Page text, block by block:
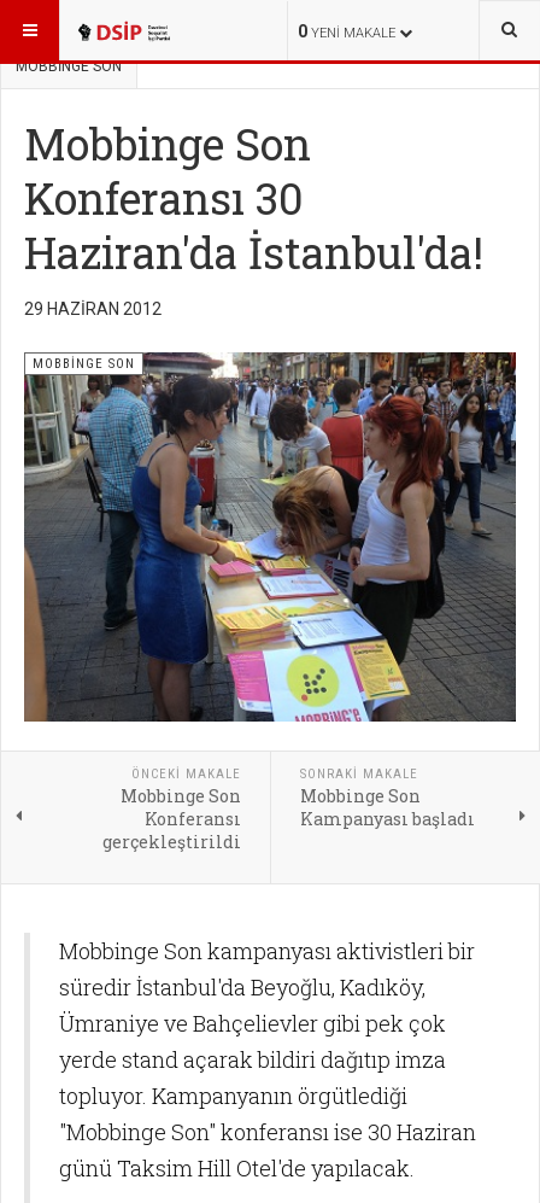
0 YENI MAKALE
BURADASINIZ: KAMPANYALAR GEÇMİŞ KAMPANYALAR
MOBBİNGE SON
Mobbinge Son
Konferansı 30
Haziran'da İstanbul'da!
29 HAZIRAN 2012
MOBBİNGE SON
ÖNCEKI MAKALE
Mobbinge Son
Konferansı
gerçekleştirildi
SONRAKI MAKALE
Mobbinge Son
Kampanyası başladı
Mobbinge Son kampanyası aktivistleri bir
süredir İstanbul'da Beyoğlu, Kadıköy,
Ümraniye ve Bahçelievler gibi pek çok
yerde stand açarak bildiri dağıtıp imza
topluyor. Kampanyanın örgütlediği
"Mobbinge Son" konferansı ise 30 Haziran
günü Taksim Hill Otel'de yapılacak.